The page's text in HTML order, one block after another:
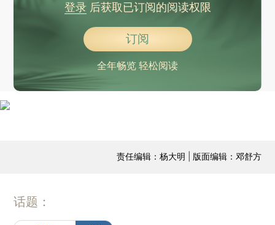
登录后获取已订阅的阅读权限
订阅
全年畅览 轻松阅读
责任编辑：杨大明 | 版面编辑：邓舒方
话题：